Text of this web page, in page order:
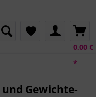
0,00 €
*
Gewichte-